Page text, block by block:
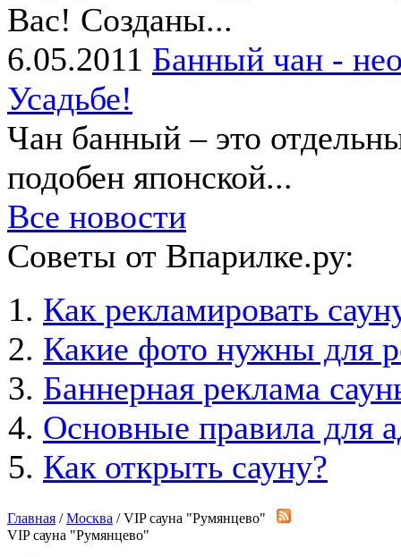
Вас! Созданы...
6.05.2011 Банный чан -
Усадьбе!
Чан банный – это
подобен японской...
Все новости
Советы от Впарилке.ру:
Как рекламировать
Какие фото нужны для
Баннерная реклама
Основные правила для
Как открыть сауну?
Главная /Москва / VIP сауна "Румянцево"
VIP сауна "Румянцево"